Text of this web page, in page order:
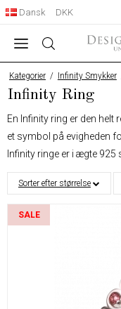
Dansk DKK
Kategorier / Infinity Smykker
Infinity Ring
En Infinity ring er den helt
et symbol på evigheden
Infinity ringe er i ægte
belægninger og sten. Alle
smykkeæske og vi
Sorter efter størrelse
SALE